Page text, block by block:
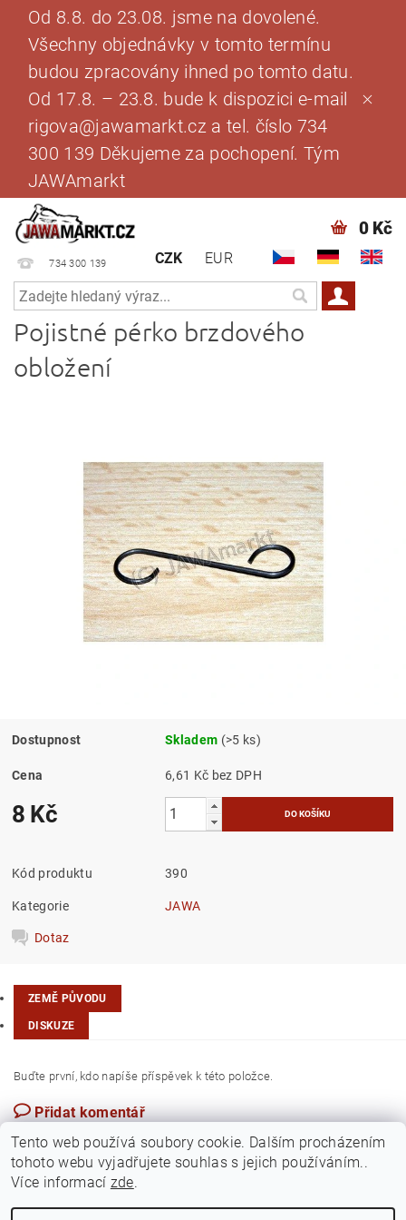
Od 8.8. do 23.08. jsme na dovolené.
Všechny objednávky v tomto termínu
budou zpracovány ihned po tomto datu.
Od 17.8. – 23.8. bude k dispozici e-mail
rigova@jawamarkt.cz a tel. číslo 734
300 139 Děkujeme za pochopení. Tým
JAWAmarkt
734 300 139 CZK EUR
0 Kč
Pojistné pérko brzdového
obložení
Dostupnost Skladem (>5 ks)
Cena 6,61 Kč bez DPH
8 Kč
Kód produktu 390
Kategorie JAWA
Dotaz
ZEMĚ PŮVODU
DISKUZE
Buďte první, kdo napíše příspěvek k této položce.
Přidat komentář
Tento web používá soubory cookie. Dalším procházením
tohoto webu vyjadřujete souhlas s jejich používáním..
Více informací zde.